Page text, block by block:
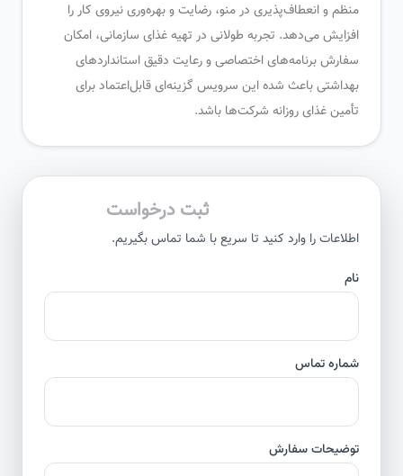
منظم و انعطاف‌پذیری در منو، رضایت و بهره‌وری نیروی کار را
افزایش می‌دهد. تجربه طولانی در تهیه غذای سازمانی، امکان
سفارش برنامه‌های اختصاصی و رعایت دقیق استانداردهای
بهداشتی باعث شده این سرویس گزینه‌ای قابل‌اعتماد برای
تأمین غذای روزانه شرکت‌ها باشد.
ثبت درخواست
اطلاعات را وارد کنید تا سریع با شما تماس بگیریم.
شماره تماس
توضیحات سفارش